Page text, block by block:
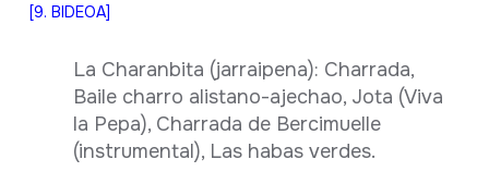
[9. BIDEOA]
La Charanbita (jarraipena): Charrada,
Baile charro alistano-ajechao, Jota (Viva
la Pepa), Charrada de Bercimuelle
(instrumental), Las habas verdes.